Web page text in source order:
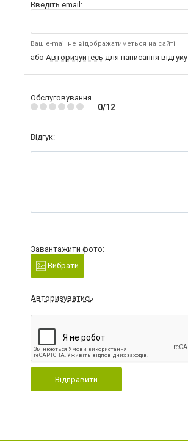
Введіть email:
Ваш e-mail не відображатиметься на сайті
або Авторизуйтесь для написання відгуку
Обслуговування
0/12
Відгук:
Завантажити фото:
Вибрати
Авторизуватись
Відправити